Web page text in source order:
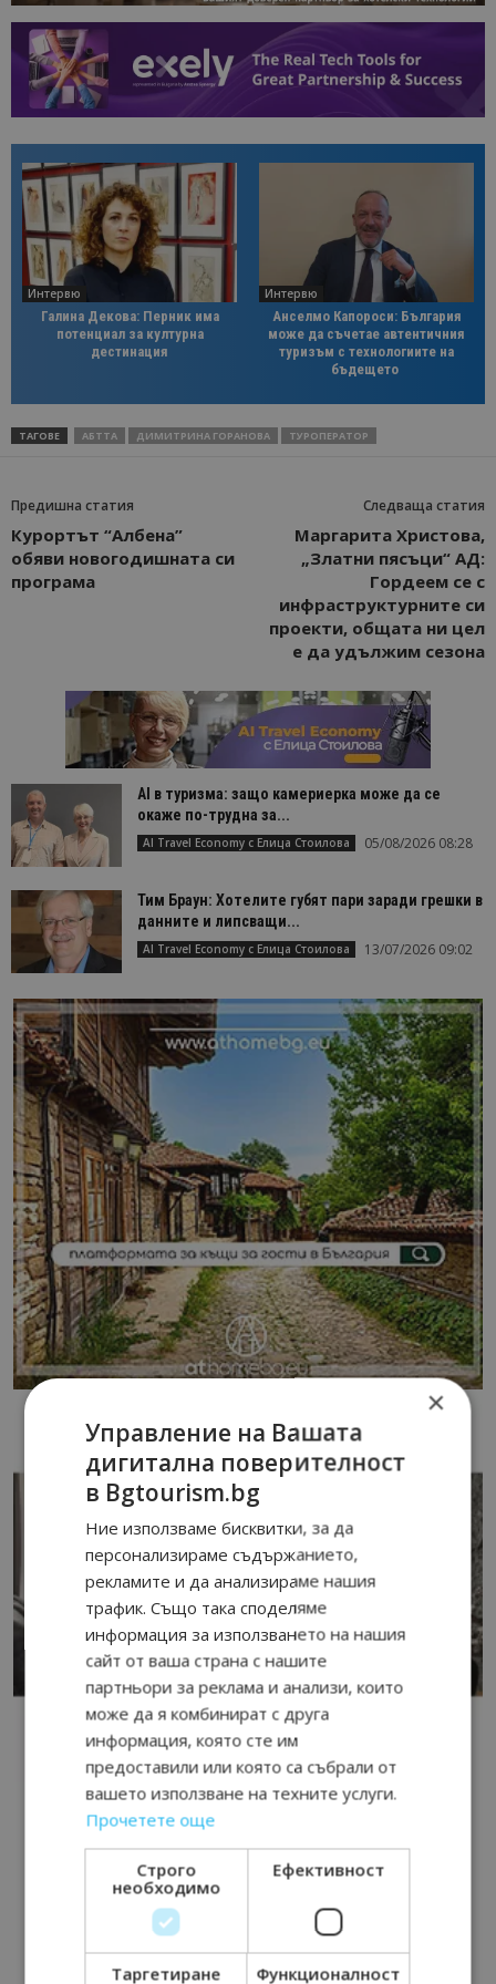
Интервю
Галина Декова: Перник има
потенциал за културна
дестинация
Интервю
Анселмо Капороси: България
може да съчетае автентичния
туризъм с технологиите на
бъдещето
ТАГОВЕ АБТТА ДИМИТРИНА ГОРАНОВА ТУРОПЕРАТОР
Предишна статия
Курортът “Албена”
обяви новогодишната си
програма
Следваща статия
Маргарита Христова,
„Златни пясъци“ АД:
Гордеем се с
инфраструктурните си
проекти, общата ни цел
е да удължим сезона
AI в туризма: защо камериерка може да се
окаже по-трудна за...
AI Travel Economy с Елица Стоилова 05/08/2026 08:28
Тим Браун: Хотелите губят пари заради грешки в
данните и липсващи...
AI Travel Economy с Елица Стоилова 13/07/2026 09:02
×
Управление на Вашата
дигитална поверителност
в Bgtourism.bg
Ние използваме бисквитки, за да
персонализираме съдържанието,
рекламите и да анализираме нашия
трафик. Също така споделяме
информация за използването на нашия
сайт от ваша страна с нашите
партньори за реклама и анализи, които
може да я комбинират с друга
информация, която сте им
предоставили или която са събрали от
вашето използване на техните услуги.
Прочетете още
Строго
необходимо
Ефективност
Таргетиране Функционалност